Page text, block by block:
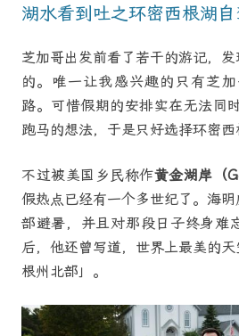
湖水看到吐之环密西根湖自
芝加哥出发前看了若干的游记，
的。唯一让我感兴趣的只有芝
路。可惜假期的安排实在无法同
跑马的想法，于是只好选择环密西
不过被美国乡民称作黄金湖岸（
假热点已经有一个多世纪了。海
部避暑，并且对那段日子终身难
后，他还曾写道，世界上最美的
根州北部」。